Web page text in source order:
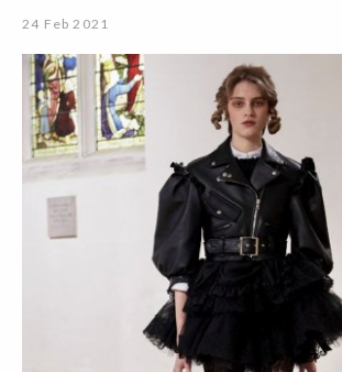
24 Feb 2021